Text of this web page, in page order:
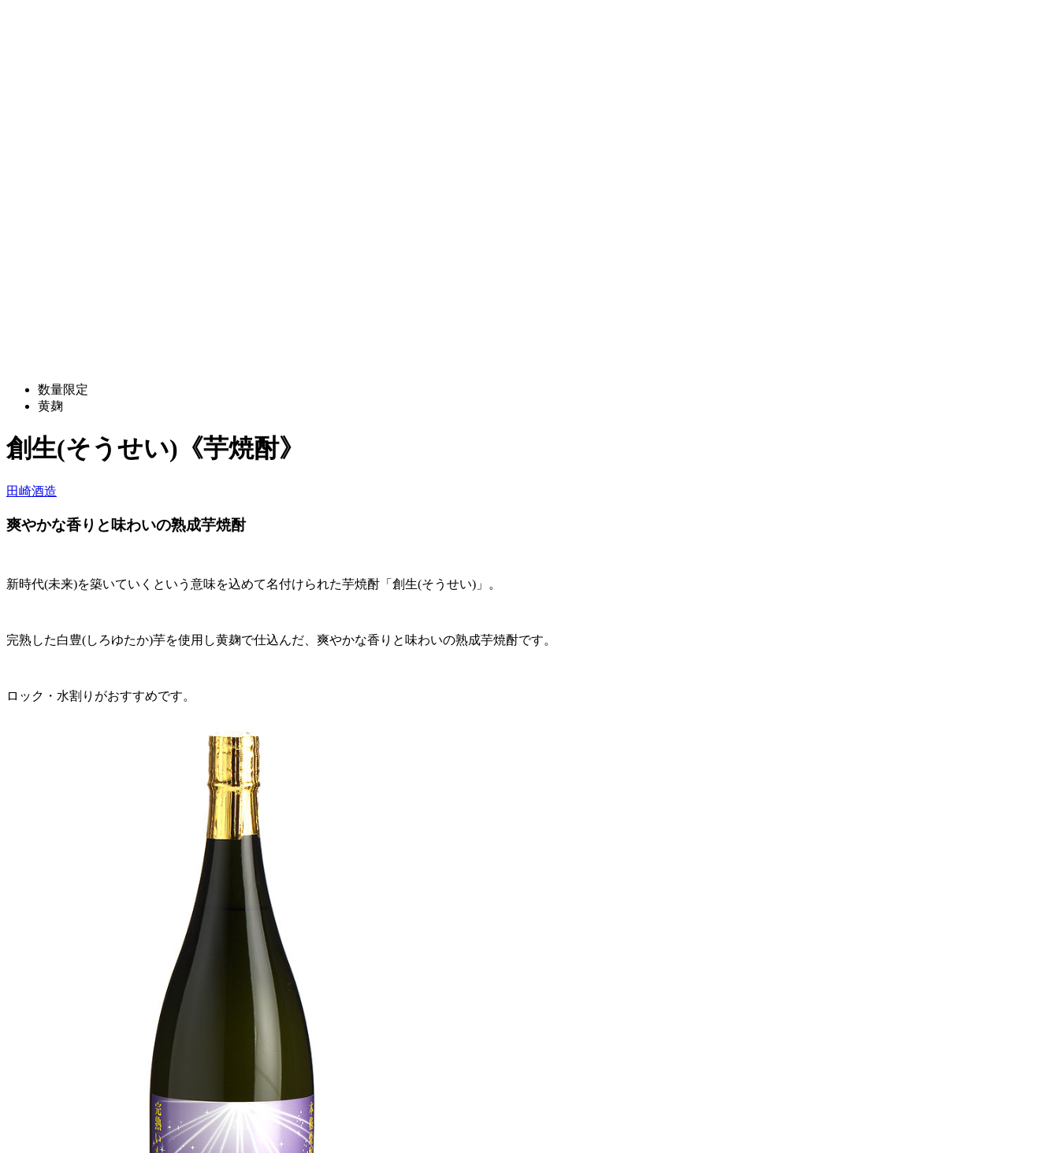
数量限定
黄麹
創生(そうせい)《芋焼酎》
田崎酒造
爽やかな香りと味わいの熟成芋焼酎
新時代(未来)を築いていくという意味を込めて名付けられた芋焼酎「創生(そうせい)」。
完熟した白豊(しろゆたか)芋を使用し黄麹で仕込んだ、爽やかな香りと味わいの熟成芋焼酎です。
ロック・水割りがおすすめです。